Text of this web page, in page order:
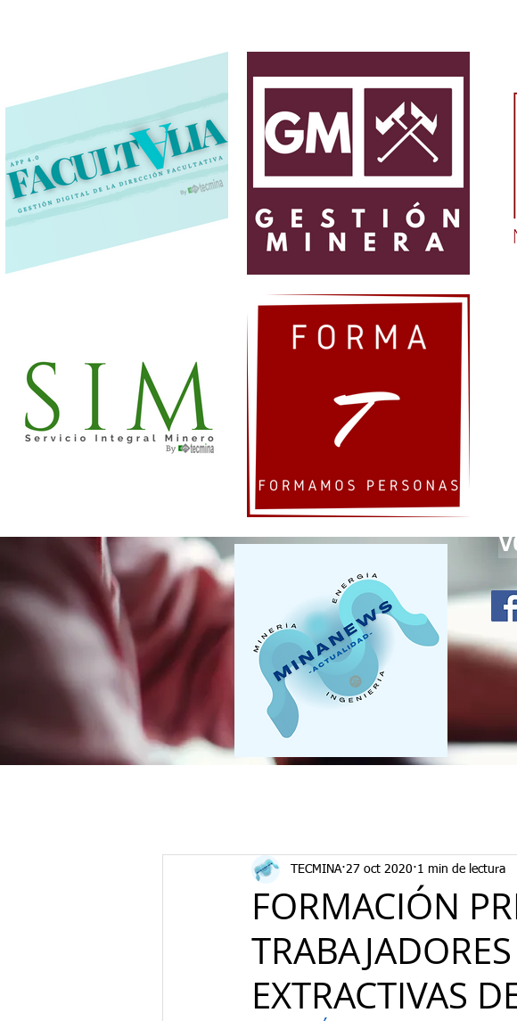
FORMACIÓN
EXTRACTIVAS
TECMINA 27 oct 2020 1 min de lectura